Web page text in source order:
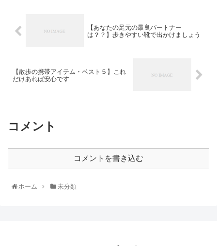
【あなたの足元の最良パートナー
は？？】歩きやすい靴で出かけましょう
【散歩の携帯アイテム・ベスト５】これ
だけあれば安心です
コメント
コメントを書き込む
ホーム 未分類